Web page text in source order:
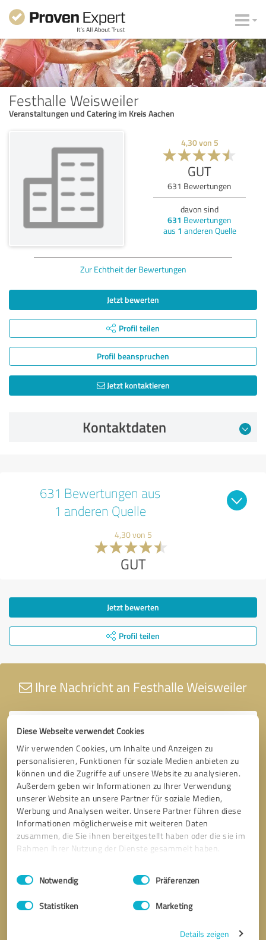
Diese Webseite verwendet Cookies
Wir verwenden Cookies, um Inhalte und Anzeigen zu
personalisieren, Funktionen für soziale Medien anbieten zu
können und die Zugriffe auf unsere Website zu analysieren.
Außerdem geben wir Informationen zu Ihrer Verwendung
unserer Website an unsere Partner für soziale Medien,
Werbung und Analysen weiter. Unsere Partner führen diese
Informationen möglicherweise mit weiteren Daten
zusammen, die Sie ihnen bereitgestellt haben oder die sie im
Rahmen Ihrer Nutzung der Dienste gesammelt haben.
Impressum Datenschutzbestimmungen
Einwilligungsauswahl
Notwendig Präferenzen
Statistiken Marketing
Details zeigen
Festhalle Weisweiler
Veranstaltungen und Catering im Kreis Aachen
4,30von 5
GUT
631 Bewertungen
davon sind
631 Bewertungen
aus 1 anderen Quelle
Zur Echtheit der Bewertungen
Jetzt bewerten
Profil teilen
Profil beanspruchen
Jetzt kontaktieren
Kontaktdaten
631 Bewertungen aus
1 anderen Quelle
4,30 von 5
GUT
Jetzt bewerten
Profil teilen
Ihre Nachricht an Festhalle Weisweiler